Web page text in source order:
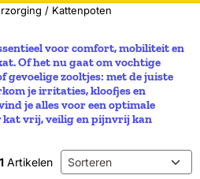
/ Kattenpoten
voor comfort, mobiliteit en
Of het nu gaat om vochtige
gevoelige zooltjes: met de juiste
je irritaties, kloofjes en
je alles voor een optimale
vrij, veilig en pijnvrij kan
1 Artikelen Sorteermethode